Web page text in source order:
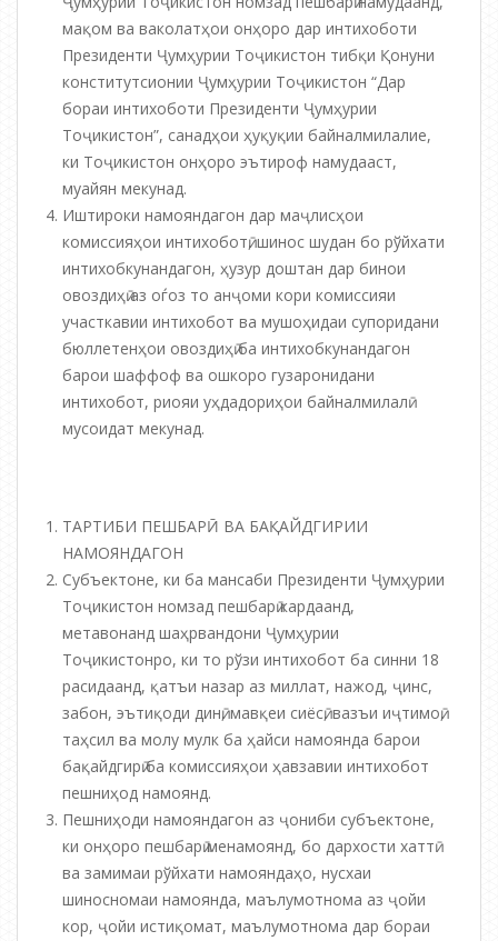
мақом ва ваколатҳои онҳоро дар интихоботи
Президенти Ҷумҳурии Тоҷикистон тибқи Қонуни
конститутсионии Ҷумҳурии Тоҷикистон “Дар
бораи интихоботи Президенти Ҷумҳурии
Тоҷикистон”, санадҳои ҳуқуқии байналмилалие,
ки Тоҷикистон онҳоро эътироф намудааст,
муайян мекунад.
Иштироки намояндагон дар маҷлисҳои
комиссияҳои интихоботӣ, шинос шудан бо рўйхати
интихобкунандагон, ҳузур доштан дар бинои
овоздиҳӣ аз оѓоз то анҷоми кори комиссияи
участкавии интихобот ва мушоҳидаи супоридани
бюллетенҳои овоздиҳӣ ба интихобкунандагон
барои шаффоф ва ошкоро гузаронидани
интихобот, риояи уҳдадориҳои байналмилалӣ
мусоидат мекунад.
ТАРТИБИ ПЕШБАРӢ ВА БАҚАЙДГИРИИ
НАМОЯНДАГОН
Субъектоне, ки ба мансаби Президенти Ҷумҳурии
Тоҷикистон номзад пешбарӣ кардаанд,
метавонанд шаҳрвандони Ҷумҳурии
Тоҷикистонро, ки то рўзи интихобот ба синни 18
расидаанд, қатъи назар аз миллат, нажод, ҷинс,
забон, эътиқоди динӣ, мавқеи сиёсӣ, вазъи иҷтимоӣ,
таҳсил ва молу мулк ба ҳайси намоянда барои
бақайдгирӣ ба комиссияҳои ҳавзавии интихобот
пешниҳод намоянд.
Пешниҳоди намояндагон аз ҷониби субъектоне,
ки онҳоро пешбарӣ менамоянд, бо дархости хаттӣ
ва замимаи рўйхати намояндаҳо, нусхаи
шиносномаи намоянда, маълумотнома аз ҷойи
кор, ҷойи истиқомат, маълумотнома дар бораи